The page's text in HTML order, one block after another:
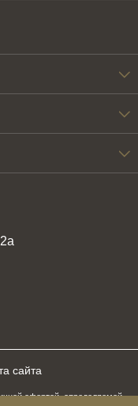
сайта
офертой, определяемой